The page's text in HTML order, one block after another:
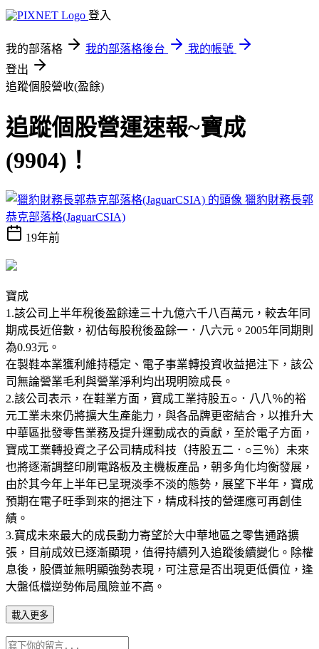
登入
我的部落格 我的部落格後台
我的帳號
登出
追蹤個股營收(盈餘)
追蹤個股營運速報~寶成
(9904)！
獵豹財務長郭
恭克部落格(JaguarCSIA)
19年前
寶成
1.該公司上半年稅後盈餘達三十九億六千八百萬元，較去年同
期成長近倍數，初估每股稅後盈餘一．八六元。2005年同期則
為0.93元。
在製鞋本業獲利維持穩定、電子事業轉投資收益挹注下，該公
司無論營業毛利與營業淨利均出現明險成長。
2.該公司表示，在鞋業方面，寶成工業持股五○．八八％的裕
元工業未來仍將擴大生產能力，與各品牌更密結合，以推升大
中華區批發零售業務及提升運動成衣的貢獻，至於電子方面，
寶成工業轉投資之子公司精成科技（持股五二．○三％）未來
也將逐漸調整印刷電路板及主機板產品，朝多角化均衡發展，
由於其今年上半年已呈現淡季不淡的態勢，展望下半年，寶成
預期在電子旺季到來的挹注下，精成科技的營運應可再創佳
績。
3.寶成未來最大的成長動力寄望於大中華地區之零售通路擴
張，目前成效已逐漸顯現，值得持續列入追蹤後續變化。除權
息後，股價並無明顯強勢表現，可注意是否出現更低價位，逢
大盤低檔逆勢佈局風險並不高。
載入更多